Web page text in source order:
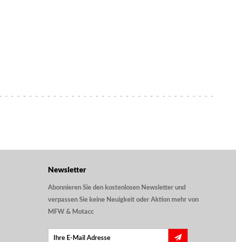
Newsletter
Abonnieren Sie den kostenlosen Newsletter und
verpassen Sie keine Neuigkeit oder Aktion mehr von
MFW & Motacc